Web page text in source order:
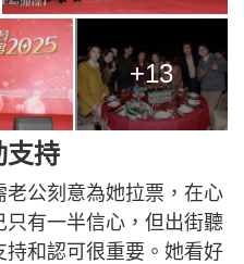
+13
支持
公刻意為她拉票，在心
有一半信心，但出街聽
和認可很重要。她看好